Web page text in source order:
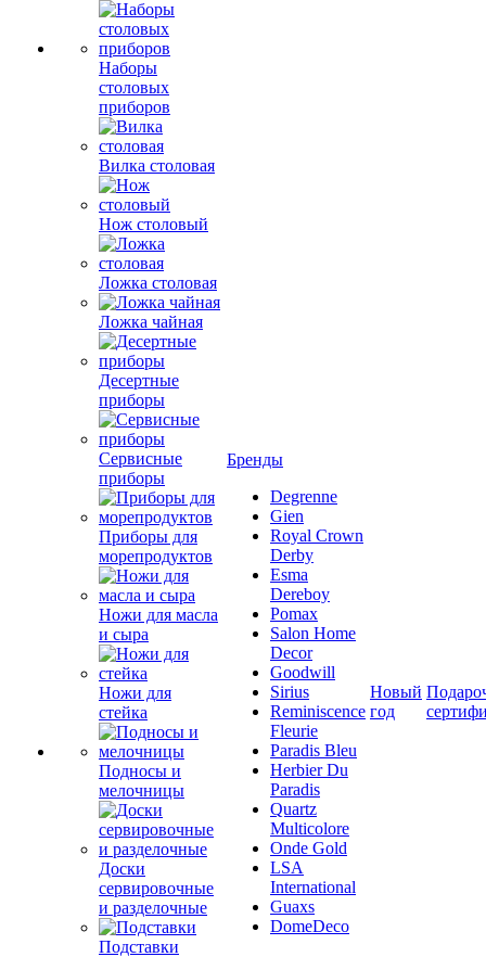
Наборы
столовых
приборов
Вилка столовая
Нож столовый
Ложка столовая
Ложка чайная
Десертные
приборы
Сервисные
приборы
Приборы для
морепродуктов
Ножи для масла
и сыра
Ножи для
стейка
Подносы и
мелочницы
Доски
сервировочные
и разделочные
Подставки
Бренды
Degrenne
Gien
Royal Crown
Derby
Esma
Dereboy
Pomax
Salon Home
Decor
Goodwill
Sirius
Reminiscence
Fleurie
Paradis Bleu
Herbier Du
Paradis
Quartz
Multicolore
Onde Gold
LSA
International
Guaxs
DomeDeco
Новый
год